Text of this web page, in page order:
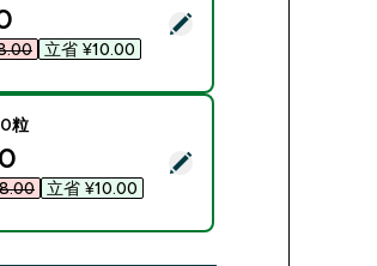
胶原蛋白胶囊 - 30粒
price
立省 ¥10.00‎
鞣皮片 - 30粒
粒
price
立省 ¥10.00‎